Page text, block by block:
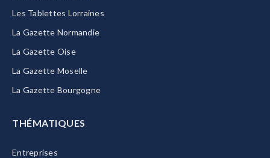
Les Tablettes Lorraines
La Gazette Normandie
La Gazette Oise
La Gazette Moselle
La Gazette Bourgogne
THÉMATIQUES
Entreprises